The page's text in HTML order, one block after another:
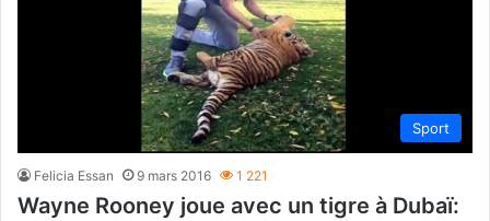
Sport
Felicia Essan 9 mars 2016 1 221
Wayne Rooney joue avec un tigre à Dubaï: